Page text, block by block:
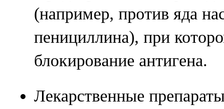
(например, против яда
пенициллина), при
блокирование антигена.
Лекарственные